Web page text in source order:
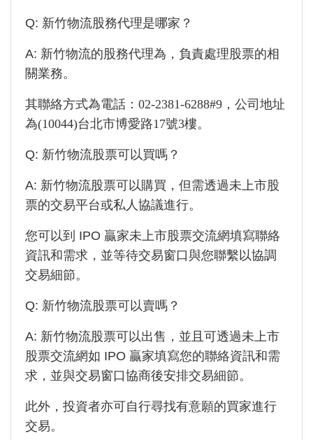
Q: 新竹物流股務代理是哪家？
A: 新竹物流的股務代理為 ，負責處理股票的相
關業務。
其聯絡方式為電話： 02-2381-6288#9 ，公司地址
為(10044)台北市博愛路17號3樓。
Q: 新竹物流股票可以買嗎？
A: 新竹物流股票可以購買，但需透過未上市股
票的交易平台或私人協議進行。
您可以到 IPO 贏家未上市股票交流網填寫聯絡
資訊和需求，並等待交易窗口與您聯繫以協調
交易細節。
Q: 新竹物流股票可以賣嗎？
A: 新竹物流股票可以出售，並且可透過未上市
股票交流網如 IPO 贏家填寫您的聯絡資訊和需
求，並與交易窗口協商後安排交易細節。
此外，投資者亦可自行尋找有意願的買家進行
交易。